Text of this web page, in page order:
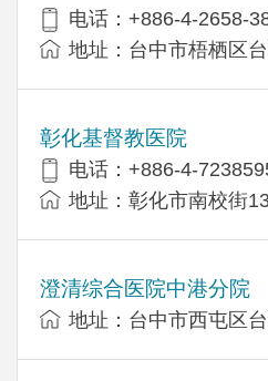
电话：+886-4-2658-
地址：台中市梧栖区
彰化基督教医院
电话：+886-4-
地址：彰化市南校街
澄清综合医院中港分院
地址：台中市西屯区